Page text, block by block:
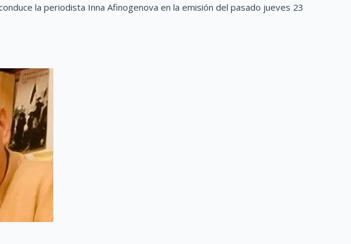
la periodista Inna Afinogenova en la emisión del pasado jueves 23